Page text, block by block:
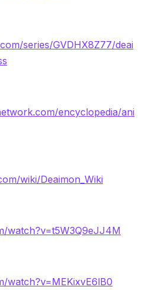
series/GVDHX8Z77/deai
encyclopedia/ani
wiki/Deaimon_Wiki
watch?v=t5W3Q9eJJ4M
watch?v=MEKixvE6lB0